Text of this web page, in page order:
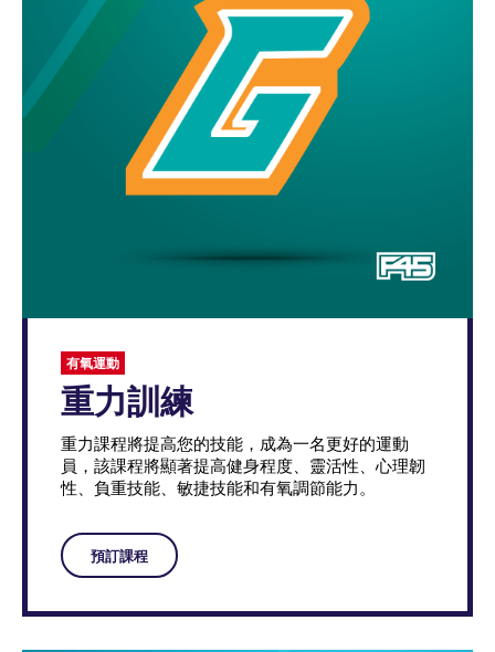
有氧運動
重力訓練
重力課程將提高您的技能，成為一名更好的運動
員，該課程將顯著提高健身程度、靈活性、心理韌
性、負重技能、敏捷技能和有氧調節能力。
預訂課程